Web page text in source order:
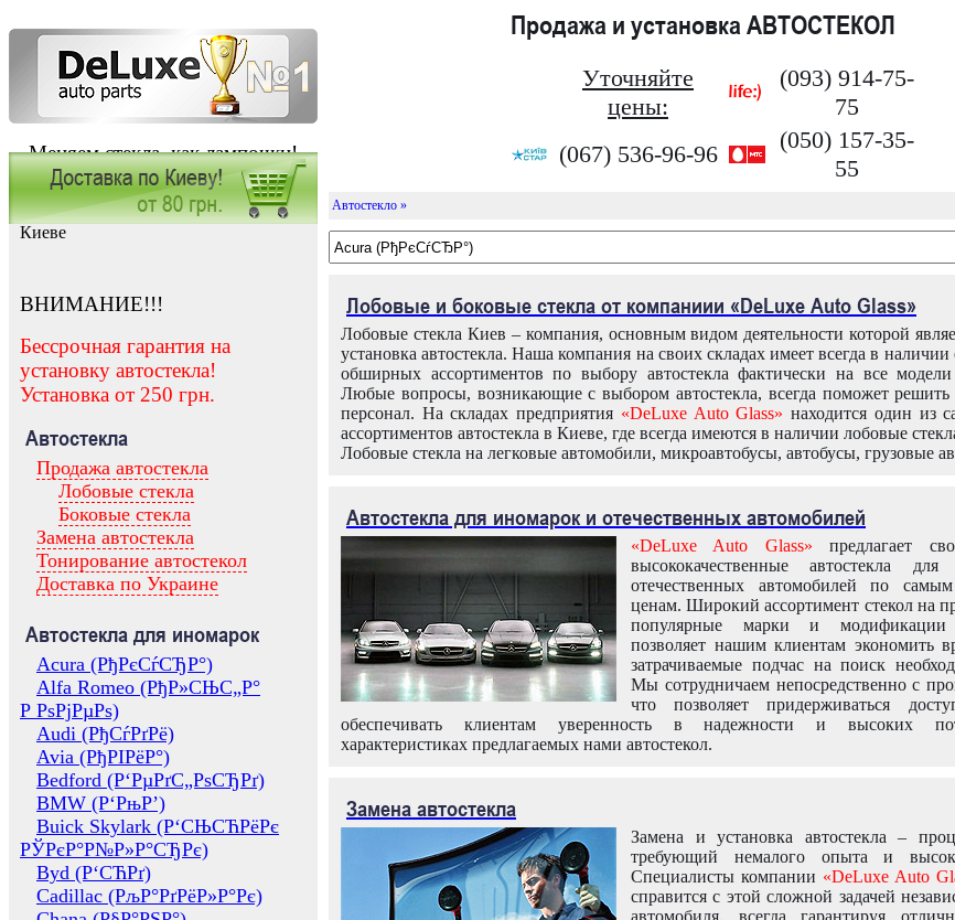
Меняем стекла, как лампочки!
Продажа и установка АВТОСТЕКОЛ
Уточняйте
цены:
(093) 914-75-
75
(067) 536-96-96
(050) 157-35-
55
Заказать установку автостекла в
Киеве
ВНИМАНИЕ!!!
Бессрочная гарантия на
установку автостекла!
Установка от 250 грн.
Автостекла
Продажа автостекла
Лобовые стекла
Боковые стекла
Замена автостекла
Тонирование автостекол
Доставка по Украине
Автостекла для иномарок
Acura (РђРєСѓСЂР°)
Alfa Romeo (РђР»СЊС„Р°
Р РѕРјРµРѕ)
Audi (РђСѓРґРё)
Avia (РђРІРёР°)
Bedford (Р‘РµРґС„РѕСЂРґ)
BMW (Р‘РњР’)
Buick Skylark (Р‘СЊСЋРёРє
РЎРєР°Р№Р»Р°СЂРє)
Byd (Р‘СЋРґ)
Cadillac (РљР°РґРёР»Р°Рє)
Автостекло »
Лобовые и боковые стекла от компаниии «DeLuxe Auto Glass»
Лобовые стекла Киев – компания, основным видом деятельности которой
установка автостекла. Наша компания на своих складах имеет всегда в
обширных ассортиментов по выбору автостекла фактически на все модели
Любые вопросы, возникающие с выбором автостекла, всегда поможет
персонал. На складах предприятия «DeLuxe Auto Glass» находится один из
ассортиментов автостекла в Киеве, где всегда имеются в наличии лобовые
Лобовые стекла на легковые автомобили, микроавтобусы, автобусы, грузовые
Автостекла для иномарок и отечественных автомобилей
«DeLuxe Auto Glass» предлагает
высококачественные автостекла
отечественных автомобилей по
ценам. Широкий ассортимент стекол на
популярные марки и модификации
позволяет нашим клиентам экономить
затрачиваемые подчас на поиск
Мы сотрудничаем непосредственно с
что позволяет придерживаться
обеспечивать клиентам уверенность в надежности и высоких
характеристиках предлагаемых нами автостекол.
Замена автостекла
Замена и установка автостекла –
требующий немалого опыта и
Специалисты компании «DeLuxe Auto
справится с этой сложной задачей
автомобиля, всегда гарантируя